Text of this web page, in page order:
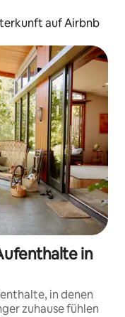
auf Airbnb
in
in denen
zuhause fühlen